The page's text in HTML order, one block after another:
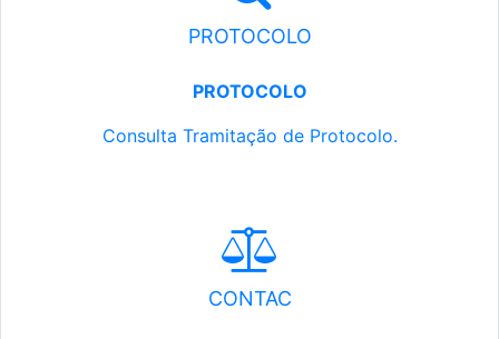
PROTOCOLO
PROTOCOLO
Consulta Tramitação de Protocolo.
CONTAC